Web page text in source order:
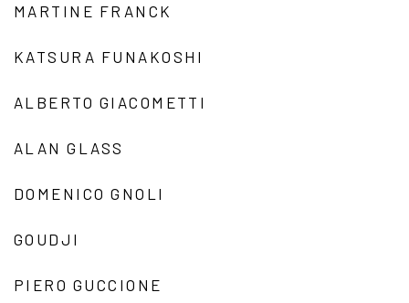
MARTINE FRANCK
KATSURA FUNAKOSHI
ALBERTO GIACOMETTI
ALAN GLASS
DOMENICO GNOLI
GOUDJI
PIERO GUCCIONE